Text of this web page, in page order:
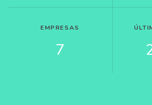
EMPRESAS
7